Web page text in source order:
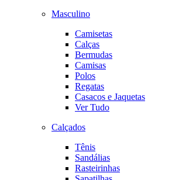
Masculino
Camisetas
Calças
Bermudas
Camisas
Polos
Regatas
Casacos e Jaquetas
Ver Tudo
Calçados
Tênis
Sandálias
Rasteirinhas